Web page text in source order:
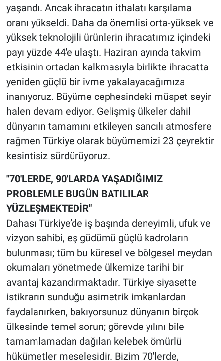
yaşandı. Ancak ihracatın ithalatı karşılama
oranı yükseldi. Daha da önemlisi orta-yüksek ve
yüksek teknolojili ürünlerin ihracatımız içindeki
payı yüzde 44'e ulaştı. Haziran ayında takvim
etkisinin ortadan kalkmasıyla birlikte ihracatta
yeniden güçlü bir ivme yakalayacağımıza
inanıyoruz. Büyüme cephesindeki müspet seyir
halen devam ediyor. Gelişmiş ülkeler dahil
dünyanın tamamını etkileyen sancılı atmosfere
rağmen Türkiye olarak büyümemizi 23 çeyrektir
kesintisiz sürdürüyoruz.
"70'LERDE, 90'LARDA YAŞADIĞIMIZ
PROBLEMLE BUGÜN BATILILAR
YÜZLEŞMEKTEDİR"
Dahası Türkiye’de iş başında deneyimli, ufuk ve
vizyon sahibi, eş güdümü güçlü kadroların
bulunması; tüm bu küresel ve bölgesel meydan
okumaları yönetmede ülkemize tarihi bir
avantaj kazandırmaktadır. Türkiye siyasette
istikrarın sunduğu asimetrik imkanlardan
faydalanırken, bakıyorsunuz dünyanın birçok
ülkesinde temel sorun; görevde yılını bile
tamamlamadan dağılan kelebek ömürlü
hükümetler meselesidir. Bizim 70'lerde,